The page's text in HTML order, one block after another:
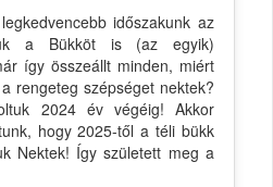
időszakunk az
a Bükköt is (az egyik)
így összeállt minden, miért
rengeteg szépséget nektek?
2024 év végéig! Akkor
hogy 2025-től a téli bükk
Nektek! Így született meg a